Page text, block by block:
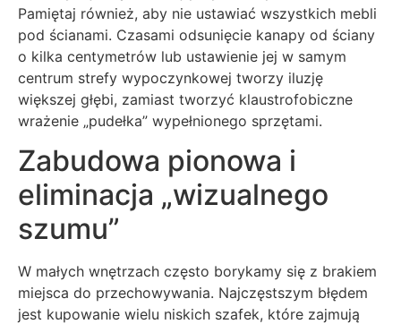
Pamiętaj również, aby nie ustawiać wszystkich mebli
pod ścianami. Czasami odsunięcie kanapy od ściany
o kilka centymetrów lub ustawienie jej w samym
centrum strefy wypoczynkowej tworzy iluzję
większej głębi, zamiast tworzyć klaustrofobiczne
wrażenie „pudełka” wypełnionego sprzętami.
Zabudowa pionowa i
eliminacja „wizualnego
szumu”
W małych wnętrzach często borykamy się z brakiem
miejsca do przechowywania. Najczęstszym błędem
jest kupowanie wielu niskich szafek, które zajmują